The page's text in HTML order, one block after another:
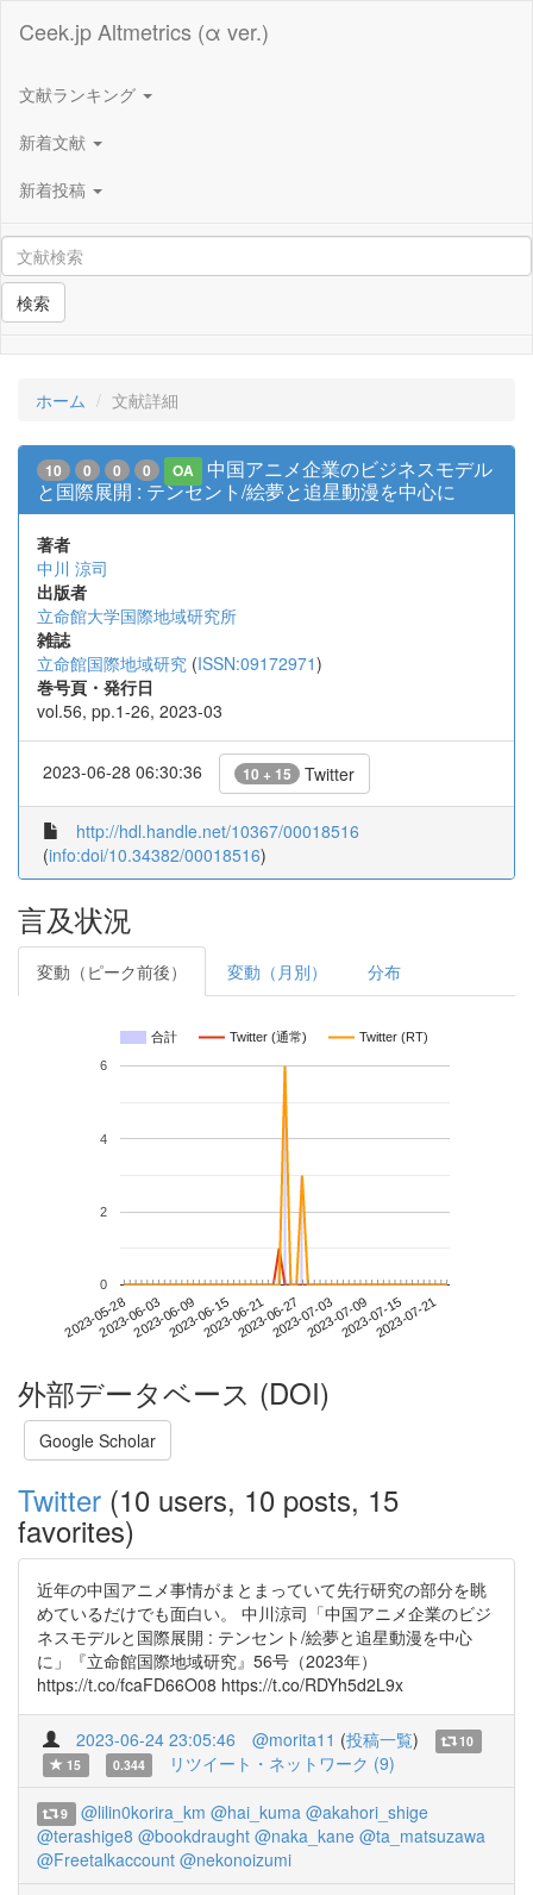
Ceek.jp Altmetrics (α ver.)
文献ランキング
新着文献
新着投稿
検索
ホーム 文献詳細
10 0 0 0 OA
中国アニメ企業のビジネスモデル
と国際展開 : テンセント/絵夢と追星動漫を中心に
著者
中川 涼司
出版者
立命館大学国際地域研究所
雑誌
立命館国際地域研究 (ISSN:09172971)
巻号頁・発行日
vol.56, pp.1-26, 2023-03
2023-06-28 06:30:36 10 + 15 Twitter
http://hdl.handle.net/10367/00018516
(info:doi/10.34382/00018516)
言及状況
変動（ピーク前後） 変動（月別） 分布
合計 Twitter (通常) Twitter (RT)
2023-05-282023-06-032023-06-092023-06-152023-06-212023-06-272023-07-032023-07-092023-07-152023-07-21
0
2
4
6
外部データベース (DOI)
Google Scholar
Twitter (10 users, 10 posts, 15
favorites)
近年の中国アニメ事情がまとまっていて先行研究の部分を眺
めているだけでも面白い。 中川涼司「中国アニメ企業のビジ
ネスモデルと国際展開 : テンセント/絵夢と追星動漫を中心
に」『立命館国際地域研究』56号（2023年）
https://t.co/fcaFD66O08 https://t.co/RDYh5d2L9x
2023-06-24 23:05:46 @morita11 (投稿一覧)
10
15
0.344 リツイート・ネットワーク (9)
9 @lilin0korira_km @hai_kuma @akahori_shige
@terashige8 @bookdraught @naka_kane @ta_matsuzawa
@Freetalkaccount @nekonoizumi